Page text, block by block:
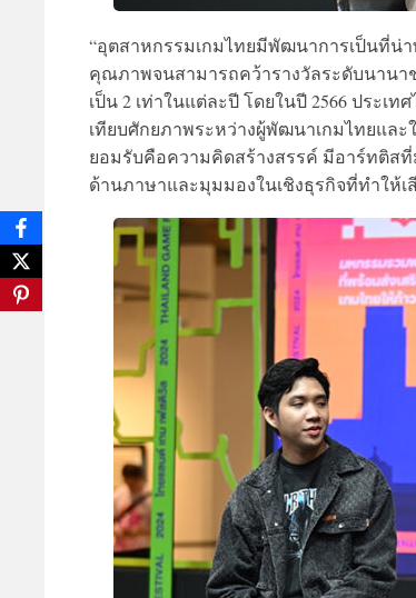
“อุตสาหกรรมเกมไทยมีพัฒนาการเป็นที่น่
คุณภาพจนสามารถคว้ารางวัลระดับนาน
เป็น 2 เท่าในแต่ละปี โดยในปี 2566 ประ
เทียบศักยภาพระหว่างผู้พัฒนาเกมไทยแล
ยอมรับคือความคิดสร้างสรรค์ มีอาร์ทติสที่
ด้านภาษาและมุมมองในเชิงธุรกิจที่ทำให้